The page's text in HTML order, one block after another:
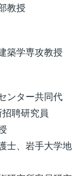
教授
築学専攻教授
ンター共同代
聘研究員
士、岩手大学地